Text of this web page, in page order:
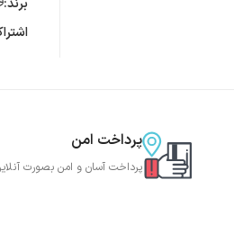
پرداخت امن
پرداخت آسان و امن بصورت